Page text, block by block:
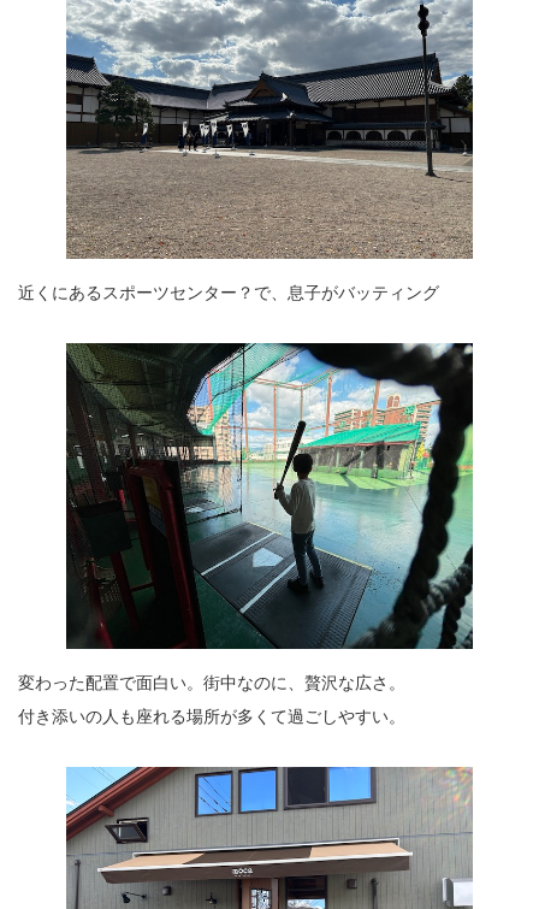
近くにあるスポーツセンター？で、息子がバッティング
変わった配置で面白い。街中なのに、贅沢な広さ。
付き添いの人も座れる場所が多くて過ごしやすい。